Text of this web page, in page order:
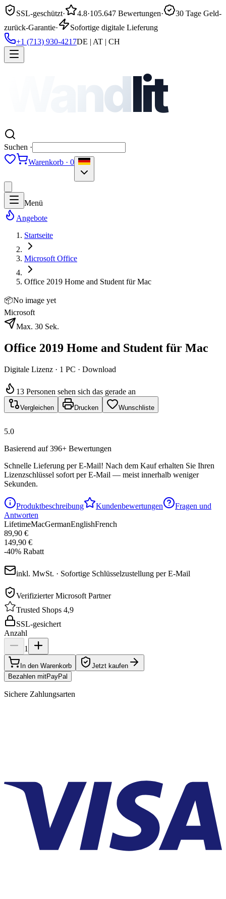
SSL-geschützt· 4.8·105.647 Bewertungen·
30 Tage Geld-
zurück-Garantie·
Sofortige digitale Lieferung
+1 (713) 930-4217DE | AT | CH
Wandlit
Suchen ·
Warenkorb · 0
Menü
Angebote
Startseite
Microsoft Office
Office 2019 Home and Student für Mac
📦No image yet
Microsoft
Max. 30 Sek.
Office 2019 Home and Student für Mac
Digitale Lizenz · 1 PC · Download
13 Personen sehen sich das gerade an
Vergleichen Drucken Wunschliste
5.0
Basierend auf 396+ Bewertungen
Schnelle Lieferung per E-Mail! Nach dem Kauf erhalten Sie Ihren
Lizenzschlüssel sofort per E-Mail — meist innerhalb weniger
Sekunden.
Produktbeschreibung Kundenbewertungen
Fragen und
Antworten
LifetimeMacGermanEnglishFrench
89,90 €
149,90 €
-40% Rabatt
inkl. MwSt. · Sofortige Schlüsselzustellung per E-Mail
Verifizierter Microsoft Partner
Trusted Shops 4,9
SSL-gesichert
Anzahl
1
In den Warenkorb
Jetzt kaufen
Bezahlen mitPayPal
Sichere Zahlungsarten